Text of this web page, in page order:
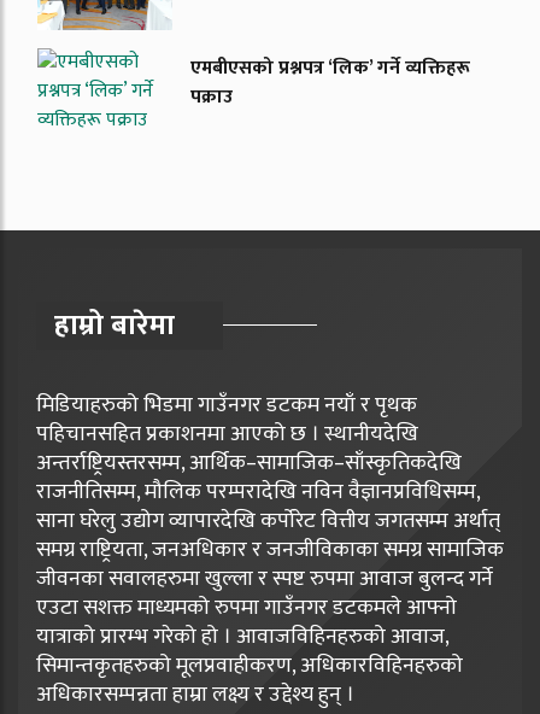
एमबीएसको प्रश्नपत्र ‘लिक’ गर्ने व्यक्तिहरू
पक्राउ
हाम्रो बारेमा
मिडियाहरुको भिडमा गाउँनगर डटकम नयाँ र पृथक
पहिचानसहित प्रकाशनमा आएको छ । स्थानीयदेखि
अन्तर्राष्ट्रियस्तरसम्म, आर्थिक–सामाजिक–साँस्कृतिकदेखि
राजनीतिसम्म, मौलिक परम्परादेखि नविन वैज्ञानप्रविधिसम्म,
साना घरेलु उद्योग व्यापारदेखि कर्पोरेट वित्तीय जगतसम्म अर्थात्
समग्र राष्ट्रियता, जनअधिकार र जनजीविकाका समग्र सामाजिक
जीवनका सवालहरुमा खुल्ला र स्पष्ट रुपमा आवाज बुलन्द गर्ने
एउटा सशक्त माध्यमको रुपमा गाउँनगर डटकमले आफ्नो
यात्राको प्रारम्भ गरेको हो । आवाजविहिनहरुको आवाज,
सिमान्तकृतहरुको मूलप्रवाहीकरण, अधिकारविहिनहरुको
अधिकारसम्पन्नता हाम्रा लक्ष्य र उद्देश्य हुन् ।